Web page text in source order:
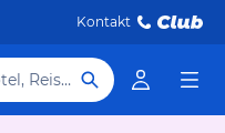
Kontakt
Hotel, Reiseziel